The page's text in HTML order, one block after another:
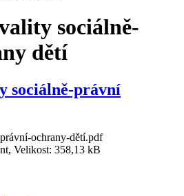
sociálně-
dětí
sociálně-právní
ochrany-dětí.pdf
Velikost: 358,13 kB